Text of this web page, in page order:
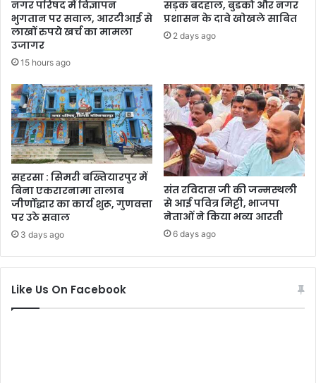
नगर परिषद में विज्ञापन
भुगतान पर सवाल, आरटीआई से
लाखों रुपये खर्च का मामला
उजागर
15 hours ago
सड़क बदहाल, बुडको और नगर
प्रशासन के दावे खोखले साबित
2 days ago
सहरसा : सिमरी बख्तियारपुर में
बिना एकरारनामा तालाब
जीर्णोद्धार का कार्य शुरू, गुणवत्ता
पर उठे सवाल
3 days ago
संत रविदास जी की जन्मस्थली
से आई पवित्र मिट्टी, भाजपा
नेताओं ने किया भव्य आरती
6 days ago
Like Us On Facebook